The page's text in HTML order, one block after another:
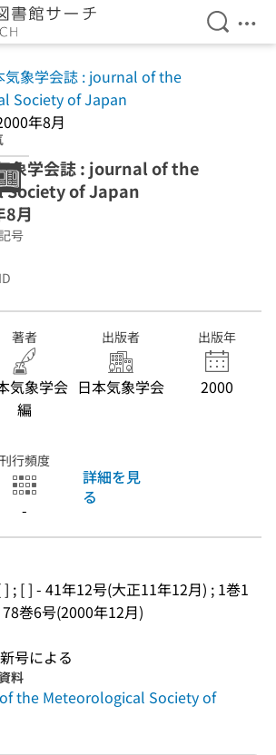
検索を
メ
気象学会誌 : journal of the
Society of Japan
年8月
象学会誌 : journal of the
of Japan
8月
号
著者
気象学会
編
出版者
日本気象学会
出版年
2000
刊行頻度
-
詳細を見
る
; [ ] - 41年12号(大正11年12月) ; 1巻1
巻6号(2000年12月)
号による
料
the Meteorological Society of